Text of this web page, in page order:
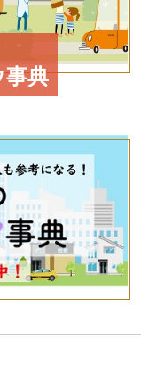
事典